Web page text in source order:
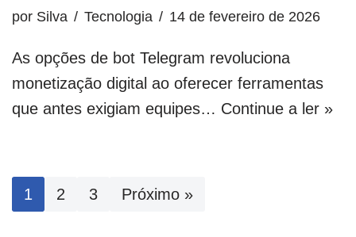
por Silva Tecnologia 14 de fevereiro de 2026
As opções de bot Telegram revoluciona
monetização digital ao oferecer ferramentas
que antes exigiam equipes… Continue a ler »
1 2 3 Próximo »